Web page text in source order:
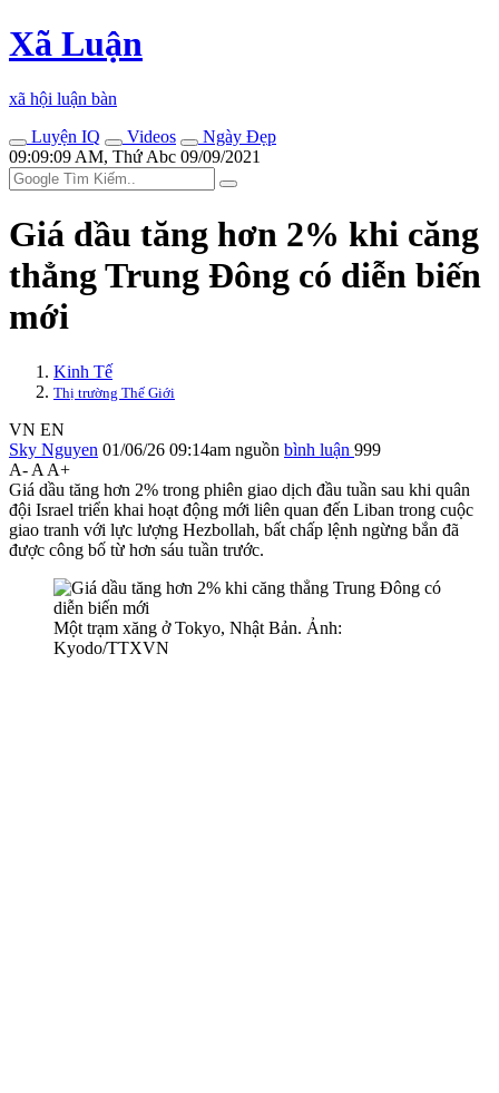
Xã Luận
xã hội luận bàn
Luyện IQ
Videos
Ngày Đẹp
09:09:09 AM, Thứ Abc 09/09/2021
Giá dầu tăng hơn 2% khi căng
thẳng Trung Đông có diễn biến
mới
Kinh Tế
Thị trường Thế Giới
VN EN
Sky Nguyen 01/06/26 09:14am nguồn bình luận 999
A- A A+
Giá dầu tăng hơn 2% trong phiên giao dịch đầu tuần sau khi quân
đội Israel triển khai hoạt động mới liên quan đến Liban trong cuộc
giao tranh với lực lượng Hezbollah, bất chấp lệnh ngừng bắn đã
được công bố từ hơn sáu tuần trước.
Một trạm xăng ở Tokyo, Nhật Bản. Ảnh:
Kyodo/TTXVN